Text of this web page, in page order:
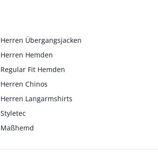
Herren Übergangsjacken
Herren Hemden
Regular Fit Hemden
Herren Chinos
Herren Langarmshirts
Styletec
Maßhemd